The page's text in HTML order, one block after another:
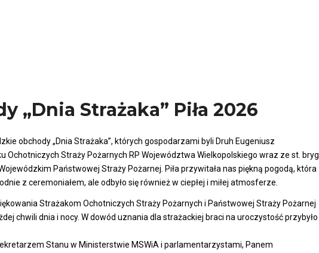
„Dnia Strażaka” Piła 2026
obchody „Dnia Strażaka”, których gospodarzami byli Druh Eugeniusz
Ochotniczych Straży Pożarnych RP Województwa Wielkopolskiego wraz ze st. bryg.
Państwowej Straży Pożarnej. Piła przywitała nas piękną pogodą, która
z ceremoniałem, ale odbyło się również w ciepłej i miłej atmosferze.
Strażakom Ochotniczych Straży Pożarnych i Państwowej Straży Pożarnej
chwili dnia i nocy. W dowód uznania dla strażackiej braci na uroczystość przybyło
Stanu w Ministerstwie MSWiA i parlamentarzystami, Panem